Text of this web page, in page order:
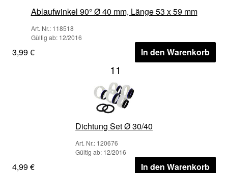
Ablaufwinkel 90° Ø 40 mm, Länge 53 x 59 mm
Art. Nr.: 118518
Gültig ab: 12/2016
3,99 € In den Warenkorb
11
Dichtung Set Ø 30/40
Art. Nr.: 120676
Gültig ab: 12/2016
4,99 € In den Warenkorb